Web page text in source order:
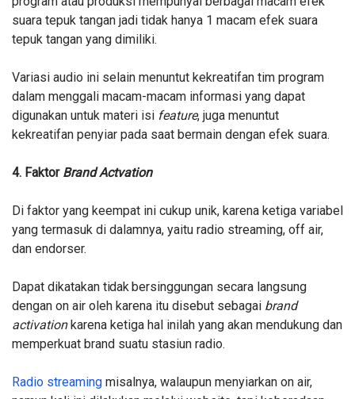
suara tepuk tangan jadi tidak hanya 1 macam efek suara
tepuk tangan yang dimiliki.
Variasi audio ini selain menuntut kekreatifan tim program
dalam menggali macam-macam informasi yang dapat
digunakan untuk materi isi feature, juga menuntut
kekreatifan penyiar pada saat bermain dengan efek suara.
4. Faktor Brand Actvation
Di faktor yang keempat ini cukup unik, karena ketiga variabel
yang termasuk di dalamnya, yaitu radio streaming, off air,
dan endorser.
Dapat dikatakan tidak bersinggungan secara langsung
dengan on air oleh karena itu disebut sebagai brand
activationkarena ketiga hal inilah yang akan mendukung dan
memperkuat brand suatu stasiun radio.
Radio streaming misalnya, walaupun menyiarkan on air,